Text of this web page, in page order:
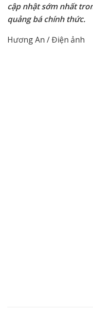
cập nhật sớm nhất
quảng bá chính thức.
Hương An / Điện ảnh